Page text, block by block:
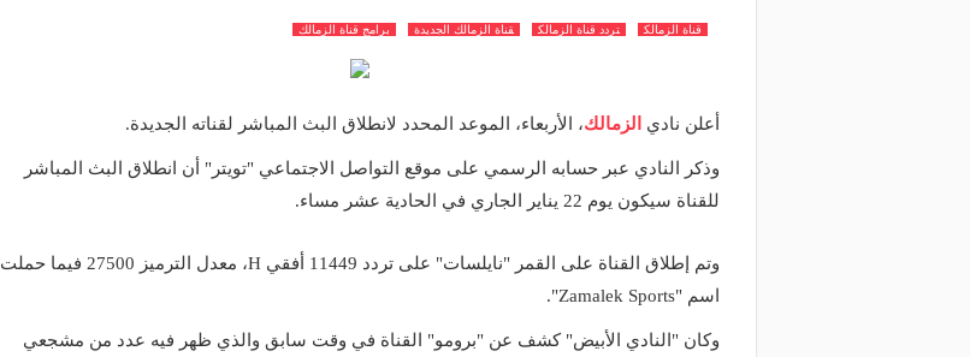
قناة الزمالك تردد قناة الزمالك قناة الزمالك الجديدة برامج قناة الزمالك
أعلن نادي الزمالك، الأربعاء، الموعد المحدد لانطلاق البث المباشر لقناته الجديدة.
وذكر النادي عبر حسابه الرسمي على موقع التواصل الاجتماعي "تويتر" أن انطلاق البث المباشر
للقناة سيكون يوم 22 يناير الجاري في الحادية عشر مساء.
وتم إطلاق القناة على القمر "نايلسات" على تردد 11449 أفقي H، معدل الترميز 27500 فيما حملت
اسم "Zamalek Sports".
وكان "النادي الأبيض" كشف عن "برومو" القناة في وقت سابق والذي ظهر فيه عدد من مشجعي